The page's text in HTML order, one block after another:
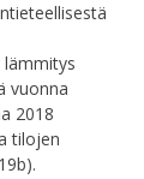
lämmitys
vuonna
2018
tilojen